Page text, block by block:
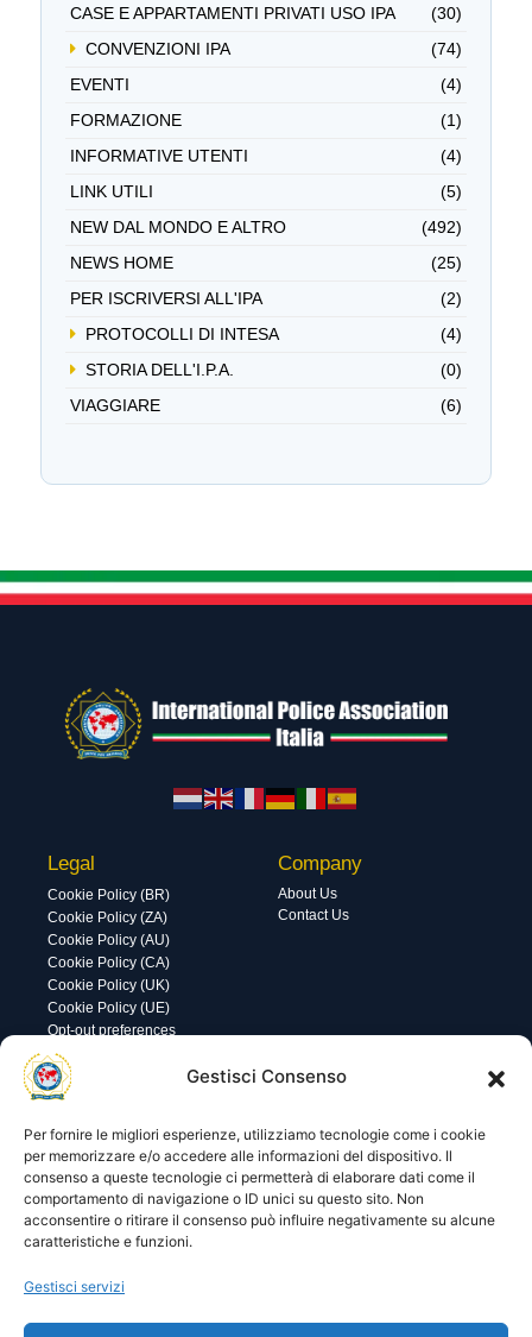
Gestisci Consenso
Per fornire le migliori esperienze, utilizziamo tecnologie come i cookie
per memorizzare e/o accedere alle informazioni del dispositivo. Il
consenso a queste tecnologie ci permetterà di elaborare dati come il
comportamento di navigazione o ID unici su questo sito. Non
acconsentire o ritirare il consenso può influire negativamente su alcune
caratteristiche e funzioni.
Gestisci servizi
CASE E APPARTAMENTI PRIVATI USO IPA
(30)
CONVENZIONI IPA
(74)
EVENTI
(4)
FORMAZIONE
(1)
INFORMATIVE UTENTI
(4)
LINK UTILI
(5)
NEW DAL MONDO E ALTRO
(492)
NEWS HOME
(25)
PER ISCRIVERSI ALL'IPA
(2)
PROTOCOLLI DI INTESA
(4)
STORIA DELL'I.P.A.
(0)
VIAGGIARE
(6)
Legal
Cookie Policy (BR)
Cookie Policy (ZA)
Cookie Policy (AU)
Cookie Policy (CA)
Cookie Policy (UK)
Cookie Policy (UE)
Opt-out preferences
Company
About Us
Contact Us
Utility
Visite di oggi: 0
Visite totali: 13748
Area gestione